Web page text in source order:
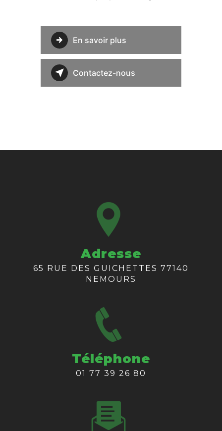
En savoir plus
Contactez-nous
Adresse
65 RUE DES GUICHETTES 77140
NEMOURS
Téléphone
01 77 39 26 80